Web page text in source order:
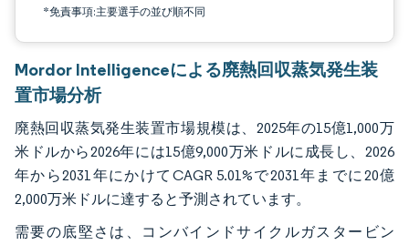
*免責事項:主要選手の並び順不同
Mordor Intelligenceによる廃熱回収蒸気発生装
置市場分析
廃熱回収蒸気発生装置市場規模は、2025年の15億1,000万
米ドルから2026年には15億9,000万米ドルに成長し、2026
年から2031年にかけてCAGR 5.01%で2031年までに20億
2,000万米ドルに達すると予測されています。
需要の底堅さは、コンバインドサイクルガスタービン